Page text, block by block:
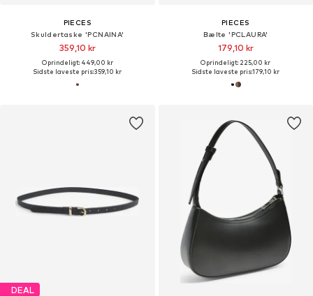
PIECES
Skuldertaske 'PCNAINA'
359,10 kr
Oprindeligt: 449,00 kr
Sidste laveste pris:359,10 kr
PIECES
Bælte 'PCLAURA'
179,10 kr
Oprindeligt: 225,00 kr
Sidste laveste pris:179,10 kr
DEAL